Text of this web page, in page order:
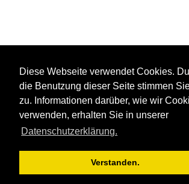
Diese Webseite verwendet Cookies.
die Benutzung dieser Seite stimmen
zu. Informationen darüber, wie wir
verwenden, erhalten Sie in unserer
Datenschutzerklärung.
Verstanden.